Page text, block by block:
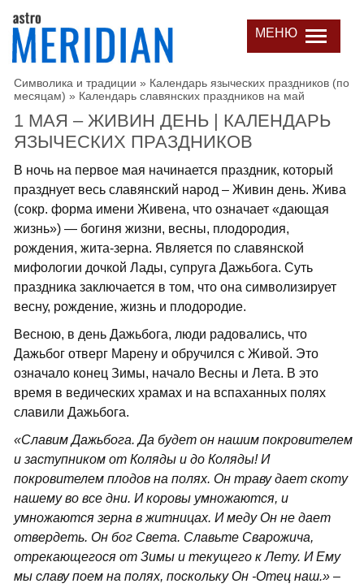
МЕНЮ
Символика и традиции » Календарь языческих праздников (по
месяцам) » Календарь славянских праздников на май
1 МАЯ – ЖИВИН ДЕНЬ | КАЛЕНДАРЬ
ЯЗЫЧЕСКИХ ПРАЗДНИКОВ
В ночь на первое мая начинается праздник, который
празднует весь славянский народ – Живин день. Жива
(сокр. форма имени Живена, что означает «дающая
жизнь») — богиня жизни, весны, плодородия,
рождения, жита-зерна. Является по славянской
мифологии дочкой Лады, супруга Дажьбога. Суть
праздника заключается в том, что она символизирует
весну, рождение, жизнь и плодородие.
Весною, в день Дажьбога, люди радовались, что
Дажьбог отверг Марену и обручился с Живой. Это
означало конец Зимы, начало Весны и Лета. В это
время в ведических храмах и на вспаханных полях
славили Дажьбога.
«Славим Дажьбога. Да будет он нашим покровителем
и заступником от Коляды и до Коляды! И
покровителем плодов на полях. Он траву дает скоту
нашему во все дни. И коровы умножаются, и
умножаются зерна в житницах. И меду Он не дает
отвердеть. Он бог Света. Славьте Сварожича,
отрекающегося от Зимы и текущего к Лету. И Ему
мы славу поем на полях, поскольку Он -Отец наш.» –